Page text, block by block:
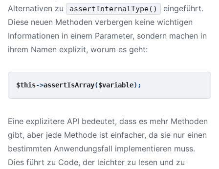
Alternativen zu
assertInternalType()
eingeführt.
Diese neuen Methoden verbergen keine wichtigen
Informationen in einem Parameter, sondern machen in
ihrem Namen explizit, worum es geht:
$this->assertIsArray($variable
Eine explizitere API bedeutet, dass es mehr Methoden
gibt, aber jede Methode ist einfacher, da sie nur einen
bestimmten Anwendungsfall implementieren muss.
Dies führt zu Code, der leichter zu lesen und zu